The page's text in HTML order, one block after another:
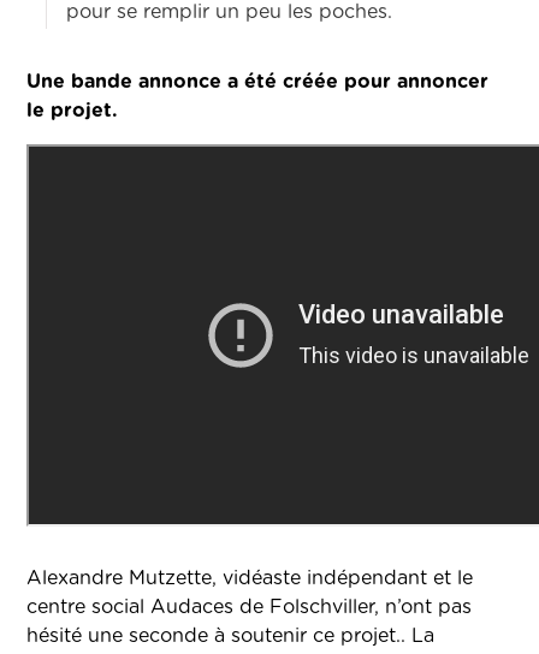
pour se remplir un peu les poches.
Une bande annonce a été créée pour annoncer
le projet.
Alexandre Mutzette, vidéaste indépendant et le
centre social Audaces de Folschviller, n’ont pas
hésité une seconde à soutenir ce projet.. La